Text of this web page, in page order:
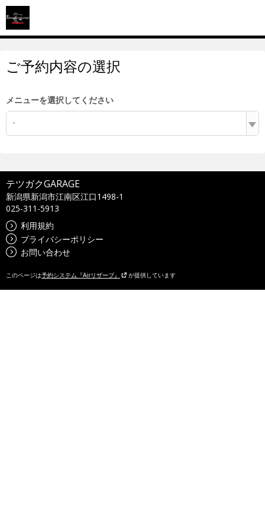
ご予約内容の選択
メニューを選択してください
-
テツガクGARAGE
新潟県新潟市江南区江口1498-1
025-311-5913
利用規約
プライバシーポリシー
お問い合わせ
このページは予約システム『Airリザーブ』 が提供しています